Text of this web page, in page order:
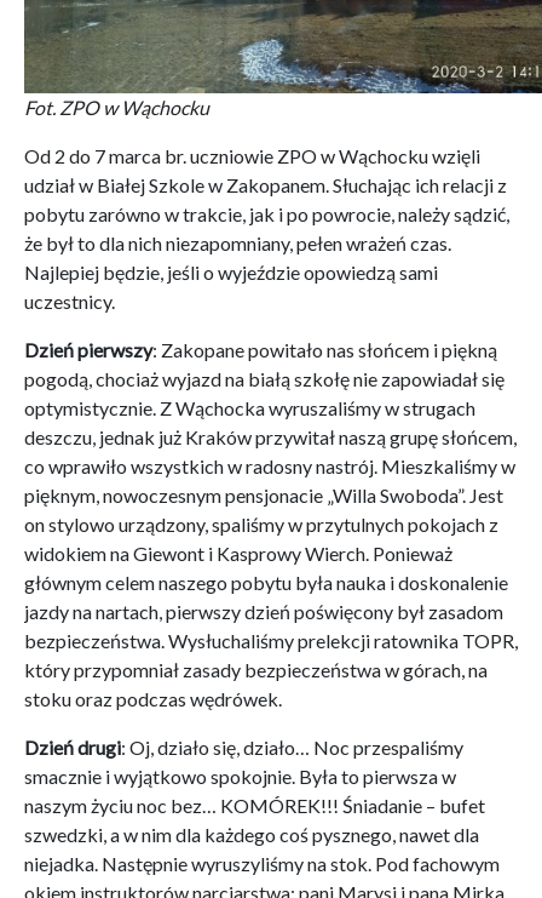
Fot. ZPO w Wąchocku
Od 2 do 7 marca br. uczniowie ZPO w Wąchocku wzięli
udział w Białej Szkole w Zakopanem. Słuchając ich relacji z
pobytu zarówno w trakcie, jak i po powrocie, należy sądzić,
że był to dla nich niezapomniany, pełen wrażeń czas.
Najlepiej będzie, jeśli o wyjeździe opowiedzą sami
uczestnicy.
Dzień pierwszy: Zakopane powitało nas słońcem i piękną
pogodą, chociaż wyjazd na białą szkołę nie zapowiadał się
optymistycznie. Z Wąchocka wyruszaliśmy w strugach
deszczu, jednak już Kraków przywitał naszą grupę słońcem,
co wprawiło wszystkich w radosny nastrój. Mieszkaliśmy w
pięknym, nowoczesnym pensjonacie „Willa Swoboda”. Jest
on stylowo urządzony, spaliśmy w przytulnych pokojach z
widokiem na Giewont i Kasprowy Wierch. Ponieważ
głównym celem naszego pobytu była nauka i doskonalenie
jazdy na nartach, pierwszy dzień poświęcony był zasadom
bezpieczeństwa. Wysłuchaliśmy prelekcji ratownika TOPR,
który przypomniał zasady bezpieczeństwa w górach, na
stoku oraz podczas wędrówek.
Dzień drugi: Oj, działo się, działo… Noc przespaliśmy
smacznie i wyjątkowo spokojnie. Była to pierwsza w
naszym życiu noc bez… KOMÓREK!!! Śniadanie – bufet
szwedzki, a w nim dla każdego coś pysznego, nawet dla
niejadka. Następnie wyruszyliśmy na stok. Pod fachowym
okiem instruktorów narciarstwa: pani Marysi i pana Mirka